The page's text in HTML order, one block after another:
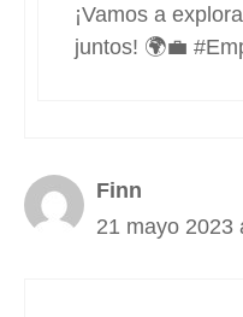
¡Vamos a
juntos! 🌍💼
Finn
21 mayo 2023